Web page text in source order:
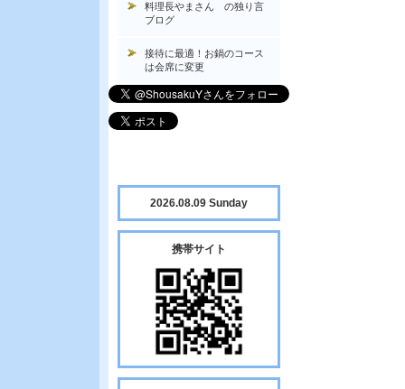
料理長やまさん の独り言
ブログ
接待に最適！お鍋のコース
は会席に変更
2026.08.09 Sunday
携帯サイト